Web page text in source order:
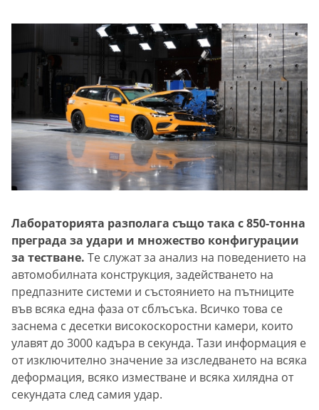
Лабораторията разполага също така с 850-тонна
преграда за удари и множество конфигурации
за тестване. Те служат за анализ на поведението на
автомобилната конструкция, задействането на
предпазните системи и състоянието на пътниците
във всяка една фаза от сблъсъка. Всичко това се
заснема с десетки високоскоростни камери, които
улавят до 3000 кадъра в секунда. Тази информация е
от изключително значение за изследването на всяка
деформация, всяко изместване и всяка хилядна от
секундата след самия удар.